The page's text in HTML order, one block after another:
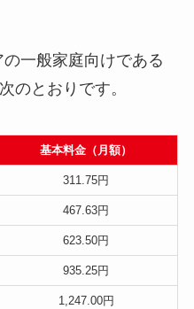
一般家庭向けである
のとおりです。
基本料金（月額）
311.75円
467.63円
623.50円
935.25円
1,247.00円